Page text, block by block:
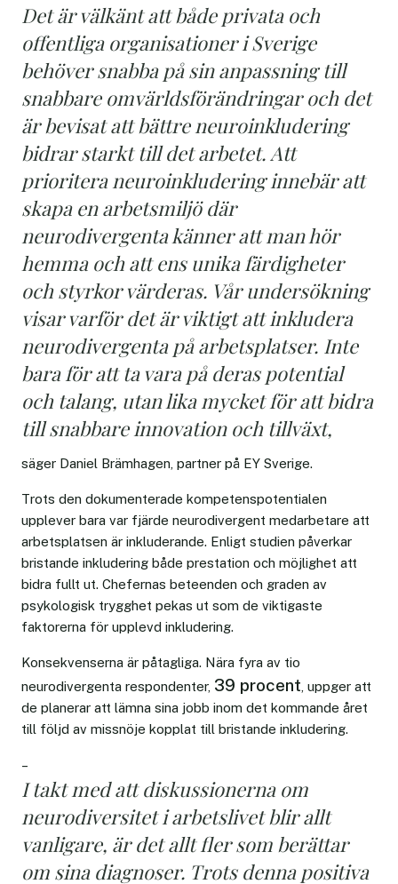
Det är välkänt att både privata och
offentliga organisationer i Sverige
behöver snabba på sin anpassning till
snabbare omvärldsförändringar och det
är bevisat att bättre neuroinkludering
bidrar starkt till det arbetet. Att
prioritera neuroinkludering innebär att
skapa en arbetsmiljö där
neurodivergenta känner att man hör
hemma och att ens unika färdigheter
och styrkor värderas. Vår undersökning
visar varför det är viktigt att inkludera
neurodivergenta på arbetsplatser. Inte
bara för att ta vara på deras potential
och talang, utan lika mycket för att bidra
till snabbare innovation och tillväxt,
säger Daniel Brämhagen, partner på EY Sverige.
Trots den dokumenterade kompetenspotentialen
upplever bara var fjärde neurodivergent medarbetare att
arbetsplatsen är inkluderande. Enligt studien påverkar
bristande inkludering både prestation och möjlighet att
bidra fullt ut. Chefernas beteenden och graden av
psykologisk trygghet pekas ut som de viktigaste
faktorerna för upplevd inkludering.
Konsekvenserna är påtagliga. Nära fyra av tio
neurodivergenta respondenter, 39 procent , uppger att
de planerar att lämna sina jobb inom det kommande året
till följd av missnöje kopplat till bristande inkludering.
–
I takt med att diskussionerna om
neurodiversitet i arbetslivet blir allt
vanligare, är det allt fler som berättar
om sina diagnoser. Trots denna positiva